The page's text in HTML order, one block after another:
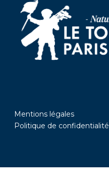
Mentions légales
Politique de confidentialité